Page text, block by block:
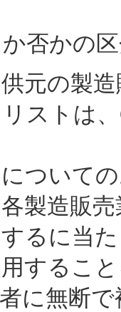
否かの
元の製
ストは
ついて
製造販
るに当
するこ
に無断